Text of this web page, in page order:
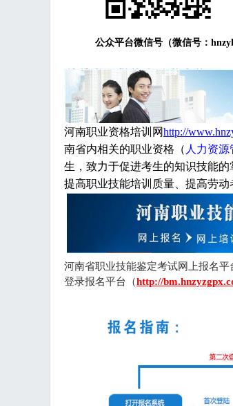
公众平台微信号（微信号：
河南职业资格培训网http://
南省内相关的职业资格（ 人力资
生，致力于促进考生的知识技能
提高职业技能培训质量、提高劳动
河南省职业技能鉴定考试网上报名平
登录报名平台（http://